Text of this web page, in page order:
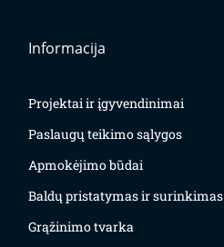
Informacija
Projektai ir įgyvendinimai
Paslaugų teikimo sąlygos
Apmokėjimo būdai
Baldų pristatymas ir surinkimas
Grąžinimo tvarka